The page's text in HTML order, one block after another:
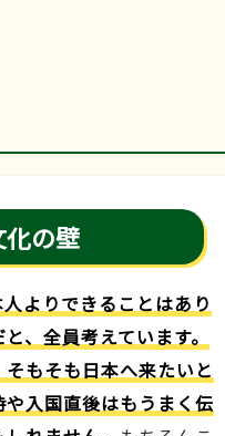
の壁
よりできることはあり
、全員考えています。
もそも日本へ来たいと
入国直後はもうまく伝